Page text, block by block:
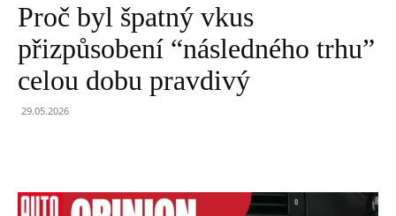
Proč byl špatný vkus
přizpůsobení “následného trhu”
celou dobu pravdivý
29.05.2026